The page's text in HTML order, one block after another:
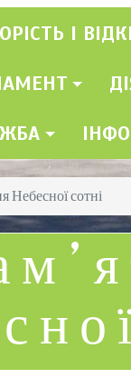
І
Небесної сотні